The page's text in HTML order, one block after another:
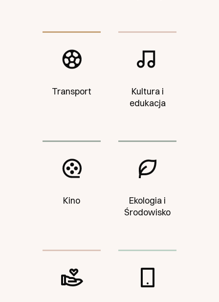
Transport
Kultura i
edukacja
Kino
Ekologia i
Środowisko